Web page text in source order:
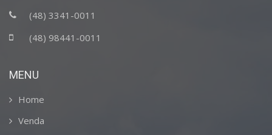
(48) 3341-0011
(48) 98441-0011
MENU
Home
Venda